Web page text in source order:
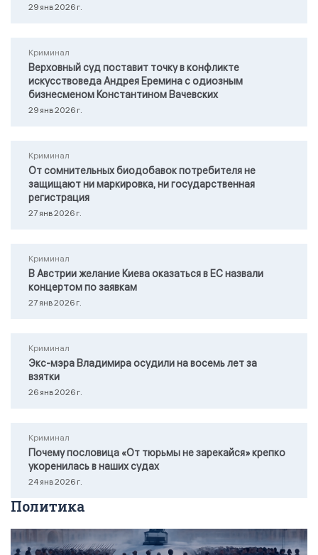
29 янв 2026 г.
Криминал
Верховный суд поставит точку в конфликте
искусствоведа Андрея Еремина с одиозным
бизнесменом Константином Вачевских
29 янв 2026 г.
Криминал
От сомнительных биодобавок потребителя не
защищают ни маркировка, ни государственная
регистрация
27 янв 2026 г.
Криминал
В Австрии желание Киева оказаться в ЕС назвали
концертом по заявкам
27 янв 2026 г.
Криминал
Экс-мэра Владимира осудили на восемь лет за
взятки
26 янв 2026 г.
Криминал
Почему пословица «От тюрьмы не зарекайся» крепко
укоренилась в наших судах
24 янв 2026 г.
Политика